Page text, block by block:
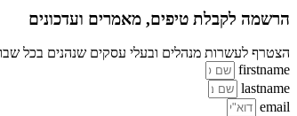
הרשמה לקבלת טיפים, מאמרים ועדכונים
הצטרף לעשרות מנהלים ובעלי עסקים שנהנים בכל
firstname
lastname
email